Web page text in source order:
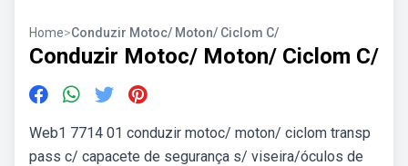
Home>Conduzir Motoc/ Moton/ Ciclom C/
Conduzir Motoc/ Moton/ Ciclom C/
Web1 7714 01 conduzir motoc/ moton/ ciclom transp
pass c/ capacete de segurança s/ viseira/óculos de